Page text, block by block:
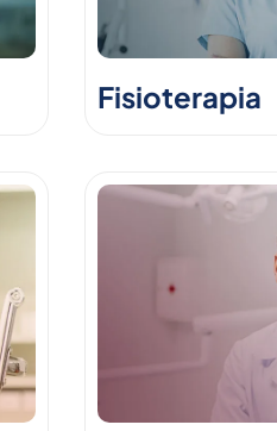
Fisioterapia